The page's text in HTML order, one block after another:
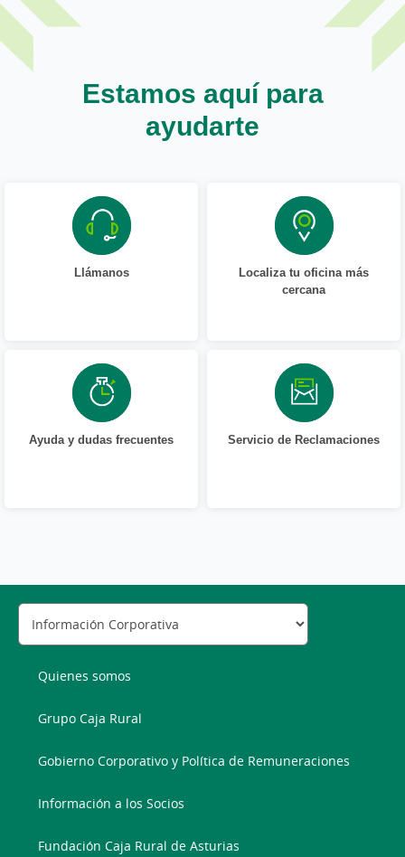
Estamos aquí para
ayudarte
Llámanos
Localiza tu oficina más
cercana
Ayuda y dudas frecuentes Servicio de Reclamaciones
Quienes somos
Grupo Caja Rural
Gobierno Corporativo y Política de Remuneraciones
Información a los Socios
Fundación Caja Rural de Asturias